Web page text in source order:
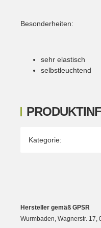
Produkteigenschaft
Wert
Kategorie:
Besonderheiten:
sehr elastisch
selbstleuchtend
Hersteller gemäß GPSR
Wurmbaden, Wagnerstr.